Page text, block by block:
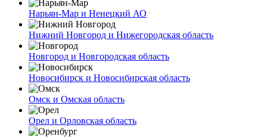
Нарьян-Мар и Ненецкий АО
Нижний Новгород и Нижегородская область
Новгород и Новгородская область
Новосибирск и Новосибирская область
Омск и Омская область
Орел и Орловская область